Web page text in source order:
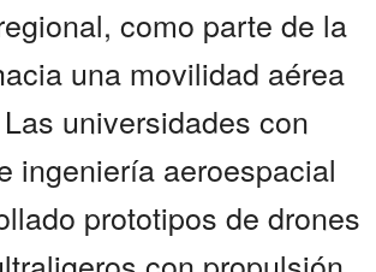
como parte de la
una movilidad aérea
universidades con
ingeniería aeroespacial
prototipos de drones